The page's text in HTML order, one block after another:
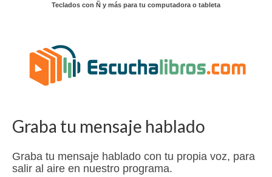
Teclados con Ñ y más para tu computadora o tableta
Graba tu mensaje hablado
Graba tu mensaje hablado con tu propia voz, para
salir al aire en nuestro programa.